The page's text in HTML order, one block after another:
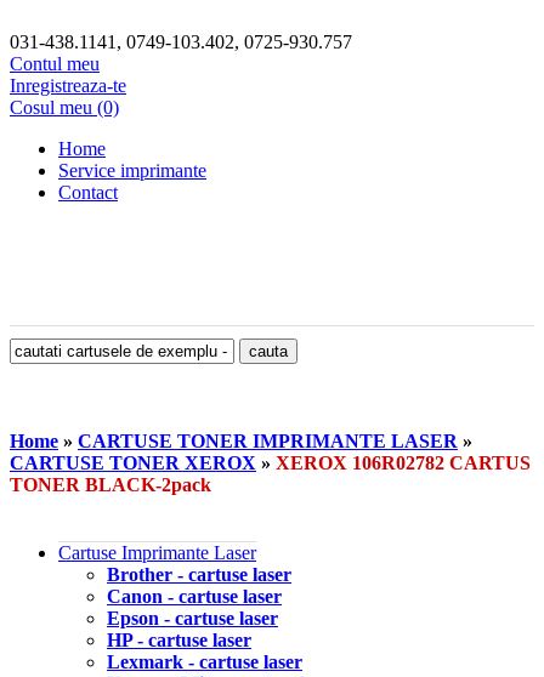
031-438.1141, 0749-103.402, 0725-930.757
Contul meu
Inregistreaza-te
Cosul meu (0)
Home
Service imprimante
Contact
Home » CARTUSE TONER IMPRIMANTE LASER »
CARTUSE TONER XEROX » XEROX 106R02782 CARTUS
TONER BLACK-2pack
Cartuse Imprimante Laser
Brother - cartuse laser
Canon - cartuse laser
Epson - cartuse laser
HP - cartuse laser
Lexmark - cartuse laser